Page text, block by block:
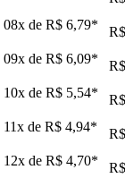
08x de R$ 6,79*
09x de R$ 6,09*
10x de R$ 5,54*
11x de R$ 4,94*
12x de R$ 4,70*